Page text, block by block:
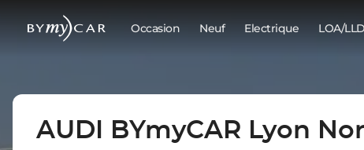
Occasion Neuf Electrique LOA/LLD
AUDI BYmyCAR Lyon